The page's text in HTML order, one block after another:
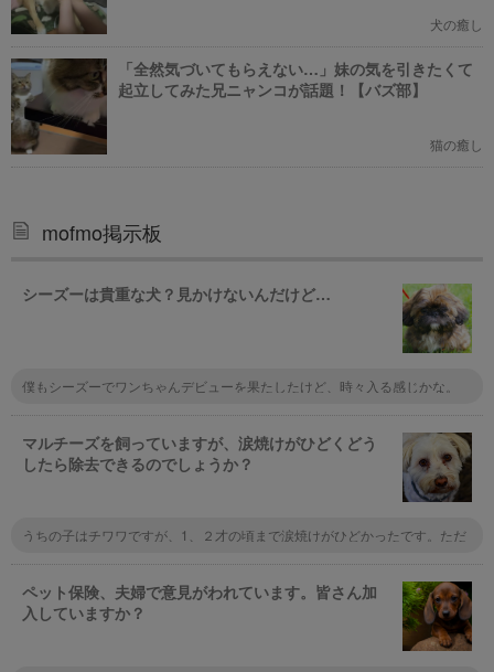
犬の癒し
「全然気づいてもらえない…」妹の気を引きたくて
起立してみた兄ニャンコが話題！【バズ部】
猫の癒し
mofmo掲示板
シーズーは貴重な犬？見かけないんだけど…
僕もシーズーでワンちゃんデビューを果たしたけど、時々入る感じかな。
マルチーズを飼っていますが、涙焼けがひどくどう
したら除去できるのでしょうか？
うちの子はチワワですが、1、２才の頃まで涙焼けがひどかったです。ただ
その後ずっと涙焼けしなくなりました。
ペット保険、夫婦で意見がわれています。皆さん加
入していますか？